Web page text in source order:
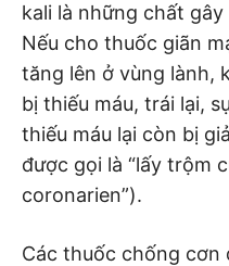
kali là những chất
Nếu cho thuốc giãn
tăng lên ở vùng lành,
bị thiếu máu, trái lại,
thiếu máu lại còn bị
được gọi là “lấy trộm
coronarien”).
Các thuốc chống